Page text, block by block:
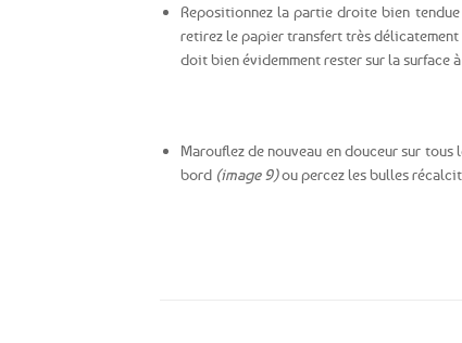
Repositionnez la partie droite bien
retirez le papier transfert très délicatement
doit bien évidemment rester sur la surface
Marouflez de nouveau en douceur sur
bord (image 9)ou percez les bulles